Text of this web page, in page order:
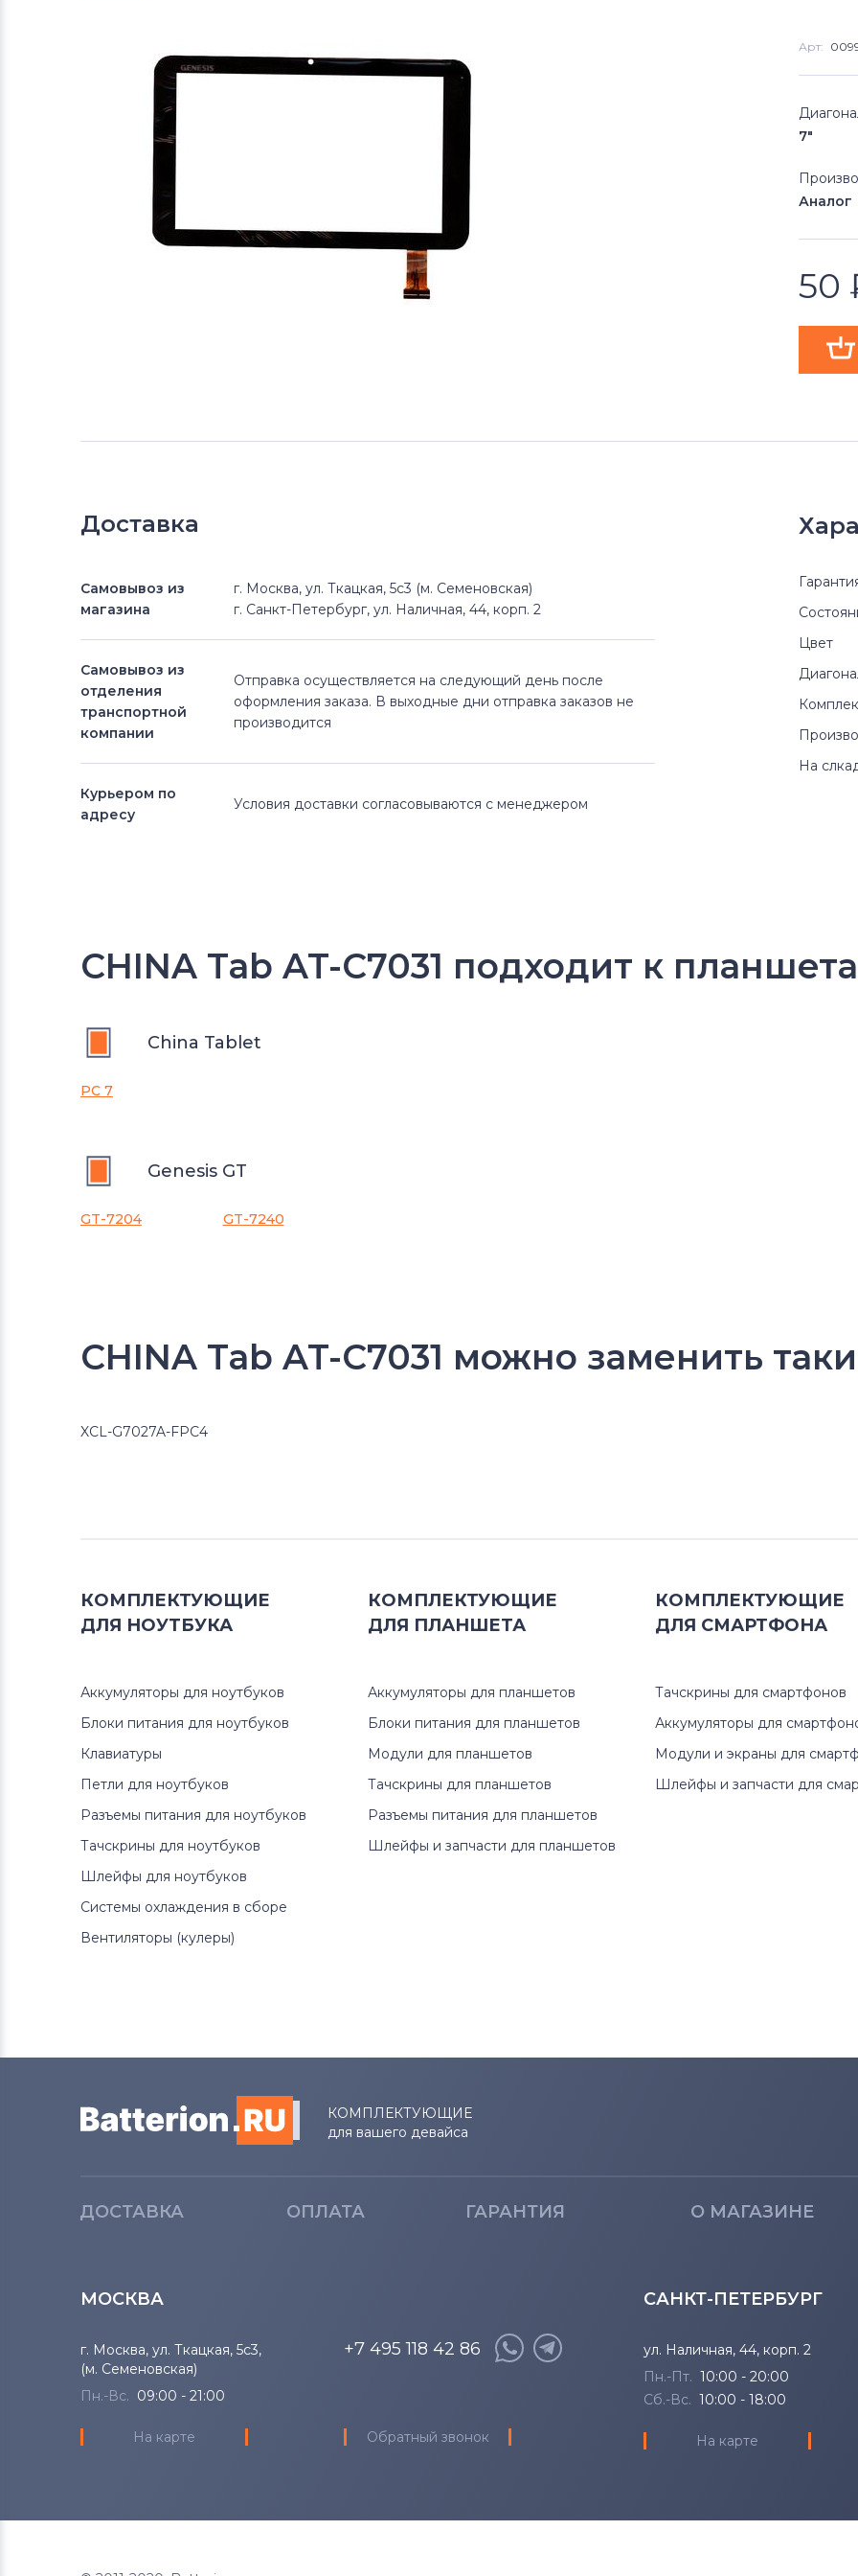
Арт:
7"
Аналог
50
Доставка
Самовывоз из
магазина
г. Москва, ул. Ткацкая, 5с3 (м. Семеновская)
г. Санкт-Петербург, ул. Наличная, 44, корп. 2
Самовывоз из
отделения
транспортной
компании
Отправка осуществляется на следующий день после
оформления заказа. В выходные дни отправка заказов не
производится
Курьером по
адресу
Условия доставки согласовываются с менеджером
Цвет
На
CHINA Tab AT-C7031 подходит к
China Tablet
PC 7
Genesis GT
GT-7204 GT-7240
CHINA Tab AT-C7031 можно заменить
XCL-G7027A-FPC4
КОМПЛЕКТУЮЩИЕ
ДЛЯ НОУТБУКА
Аккумуляторы для ноутбуков
Блоки питания для ноутбуков
Клавиатуры
Петли для ноутбуков
Разъемы питания для ноутбуков
Тачскрины для ноутбуков
Шлейфы для ноутбуков
Системы охлаждения в сборе
Вентиляторы (кулеры)
КОМПЛЕКТУЮЩИЕ
ДЛЯ ПЛАНШЕТА
Аккумуляторы для планшетов
Блоки питания для планшетов
Модули для планшетов
Тачскрины для планшетов
Разъемы питания для планшетов
Шлейфы и запчасти для планшетов
КОМПЛЕКТУЮЩИЕ
ДЛЯ СМАРТФОНА
Тачскрины для смартфонов
Аккумуляторы для
Модули и экраны для
Шлейфы и запчасти для
КОМПЛЕКТУЮЩИЕ
для вашего девайса
ДОСТАВКА ОПЛАТА ГАРАНТИЯ О МАГАЗИНЕ
МОСКВА
г. Москва, ул. Ткацкая, 5с3,
(м. Семеновская)
Пн.-Вс. 09:00 - 21:00
На карте
+7 495 118 42 86
Обратный звонок
САНКТ-ПЕТЕРБУРГ
ул. Наличная, 44, корп. 2
Пн.-Пт. 10:00 - 20:00
Сб.-Вс. 10:00 - 18:00
На карте